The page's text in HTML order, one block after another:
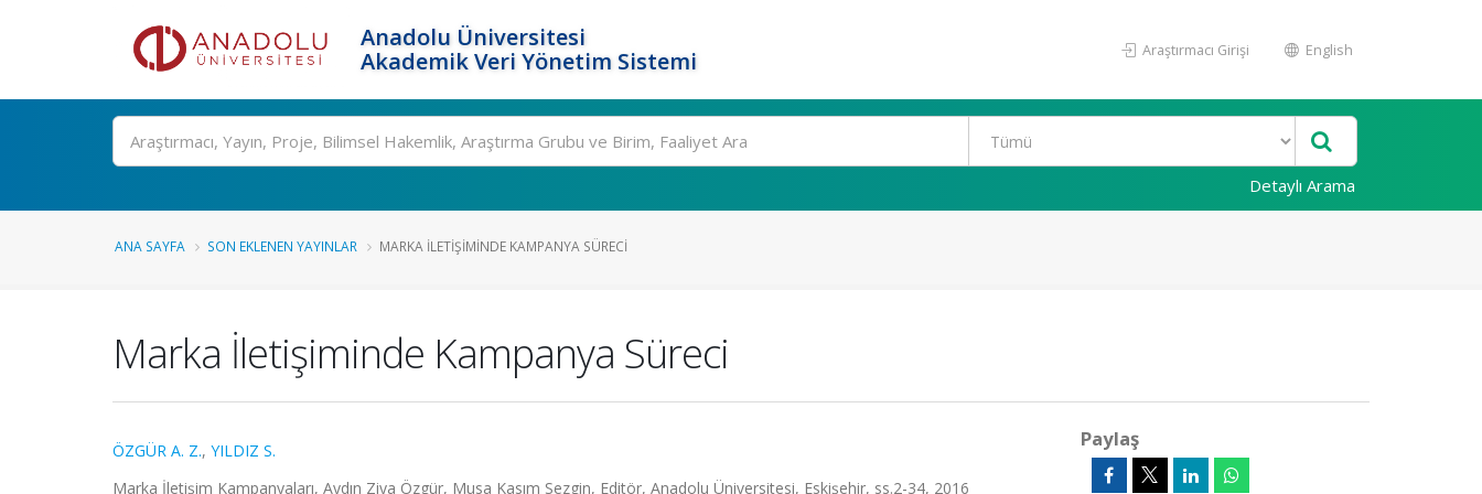
Anadolu Üniversitesi
Akademik Veri Yönetim Sistemi
Araştırmacı Girişi English
Ara
Detaylı Arama
ANA SAYFA SON EKLENEN YAYINLAR MARKA İLETIŞIMINDE KAMPANYA SÜRECI
Marka İletişiminde Kampanya Süreci
ÖZGÜR A. Z., YILDIZ S.
Marka İletişim Kampanyaları, Aydın Ziya Özgür, Musa Kasım Sezgin, Editör, Anadolu Üniversitesi, Eskişehir, ss.2-34, 2016
Paylaş